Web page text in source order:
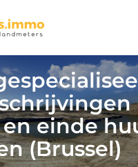
einde
(Brussel)